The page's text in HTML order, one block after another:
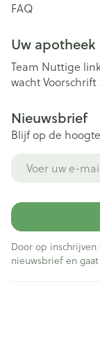
FAQ
Uw apotheek
Team Nuttige
wachtVoorschrift
Nieuwsbrief
Blijf op de
Door op
nieuwsbrief en